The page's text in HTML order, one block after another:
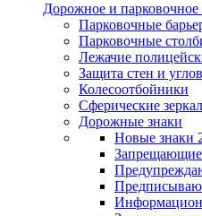
Дорожное и парковочное
Парковочные
Парковочные
Лежачие
Защита стен и углов
Колесоотбойники
Сферические
Дорожные знаки
Новые знаки
Запрещающие